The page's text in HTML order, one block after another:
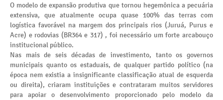
O modelo de expansão produtiva que tornou hegemônica a pecuária
extensiva, que atualmente ocupa quase 100% das terras com
logística favorável na margem dos principais rios (Juruá, Purus e
Acre) e rodovias (BR364 e 317) , foi necessário um forte arcabouço
institucional público.
Nas mais de seis décadas de investimento, tanto os governos
municipais quanto os estaduais, de qualquer partido político (na
época nem existia a insignificante classificação atual de esquerda
ou direita), criaram instituições e contrataram muitos servidores
para apoiar o desenvolvimento proporcionado pelo modelo da